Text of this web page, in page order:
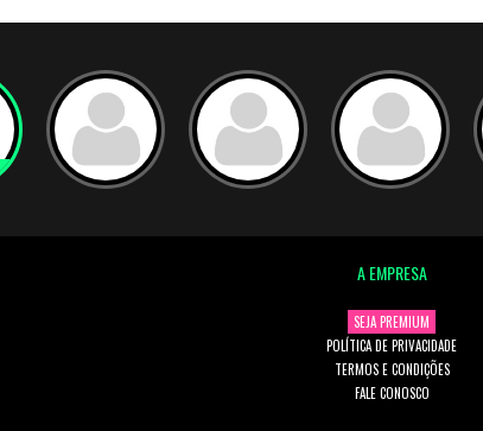
A EMPRESA
SEJA PREMIUM
POLÍTICA DE PRIVACIDADE
TERMOS E CONDIÇÕES
FALE CONOSCO